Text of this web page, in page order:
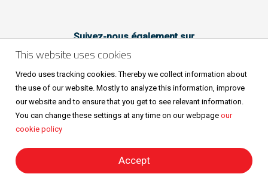
Suivez-nous également sur
Tous droits réservés © Vredo 2026.
This website uses cookies
Vredo uses tracking cookies. Thereby we collect information about
the use of our website. Mostly to analyze this information, improve
our website and to ensure that you get to see relevant information.
You can change these settings at any time on our webpage our
cookie policy
Accept